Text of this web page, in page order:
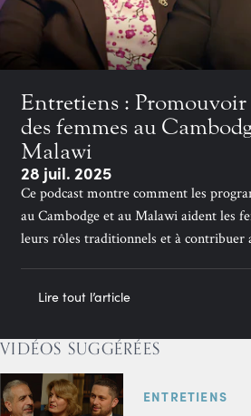
Entretiens : Promouvoir
des femmes au
Malawi
28 juil. 2025
Ce podcast montre comment les
au Cambodge et au Malawi aident les
leurs rôles traditionnels et à contribuer
Lire tout l’article
VIDÉOS SUGGÉRÉES
ENTRETIENS